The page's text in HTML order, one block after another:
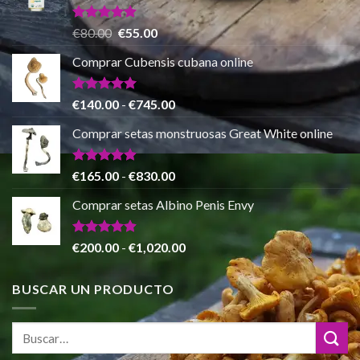
€150.00
hasta
€865.00
Valorado
con 5.00
de 5
€80.00 El
precio
original
era:
€80.00.
€55.00El
precio
actual
€55.00.
Comprar Cubensis cubana online
Valorado
con
5.00
de 5
€140.00-€745.00Rango
de
precios:
desde
€140.00
hasta
€745.00
Comprar setas monstruosas Great White online
Valorado
de 5
€165.00 - €830.00Rango
precios:
€165.00
€830.00
Comprar setas Albino Penis Envy
Valorado
€200.00 - €1,020.00Rango
precios:
desde
€200.00
BUSCAR UN PRODUCTO